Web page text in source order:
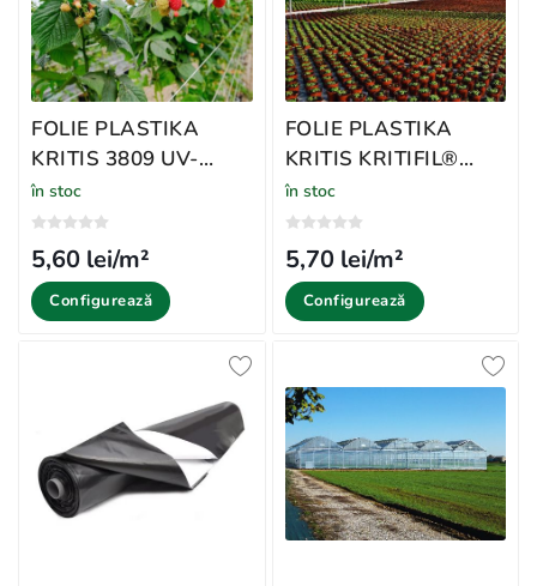
FOLIE PLASTIKA
KRITIS 3809 UV-
DIFUZA PREMIUM,
EVA 16m
în stoc
5,60 lei/m²
Configurează
FOLIE PLASTIKA
KRITIS KRITIFIL®
2925 Anti Picurare
în stoc
5,70 lei/m²
Configurează